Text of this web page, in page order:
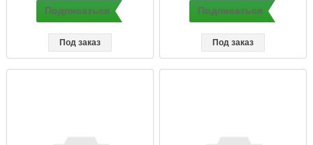
Подписаться
Под заказ
Подписаться
Под заказ